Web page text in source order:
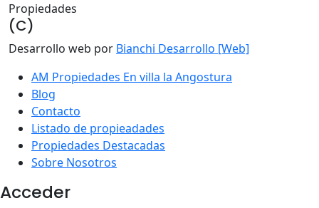
Propiedades
(C)
Desarrollo web por Bianchi Desarrollo [Web]
AM Propiedades En villa la Angostura
Blog
Contacto
Listado de propieadades
Propiedades Destacadas
Sobre Nosotros
Acceder